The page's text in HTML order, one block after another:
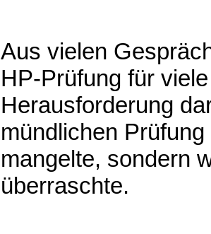
Aus vielen
HP-Prüfung für
Herausforderung
mündlichen
mangelte, sondern
überraschte.